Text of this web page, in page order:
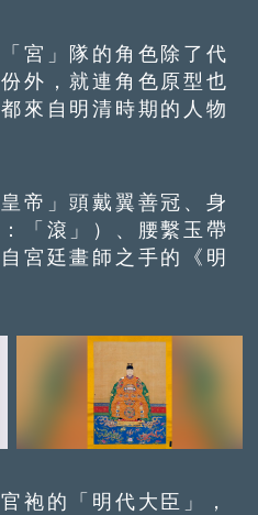
」隊的角色除了代
外，就連角色原型也
來自明清時期的人物
」頭戴翼善冠、身
「滾」）、腰繫玉帶
宮廷畫師之手的《明
的「明代大臣」，